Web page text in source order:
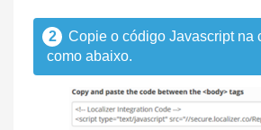
2
Copie o código Javascript na
como abaixo.